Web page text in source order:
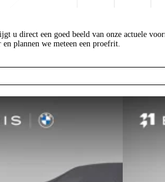
u direct een goed beeld van onze actuele
plannen we meteen een proefrit.